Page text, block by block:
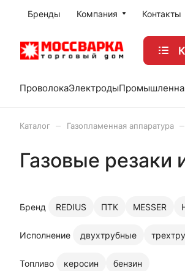
Бренды Компания Контакты
ПроволокаЭлектроды
Каталог Газопламенная аппаратура
Газовые резаки
Бренд REDIUS ПТК MESSER
Исполнение двухтрубные
Топливо керосин бензин